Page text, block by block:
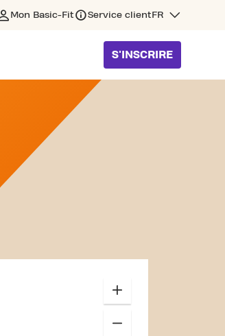
Mon Basic-Fit Service client FR
S'INSCRIRE